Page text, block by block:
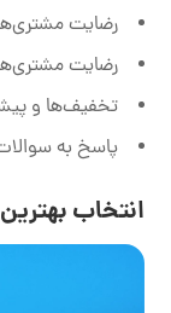
رضایت
رضایت
تخفیف‌ها و
پاسخ به
انتخاب